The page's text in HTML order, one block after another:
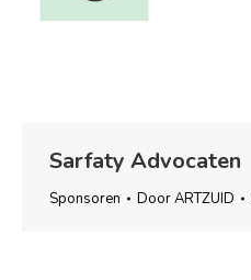
Sarfaty Advocaten
Sponsoren DoorARTZUID